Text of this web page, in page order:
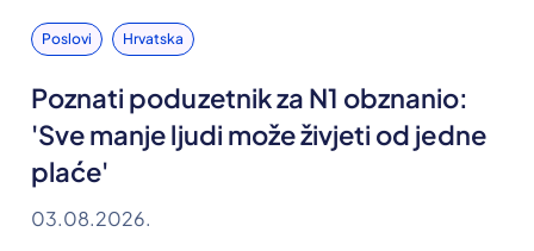
Poslovi Hrvatska
Poznati poduzetnik za N1 obznanio:
'Sve manje ljudi može živjeti od jedne
plaće'
03.08.2026.